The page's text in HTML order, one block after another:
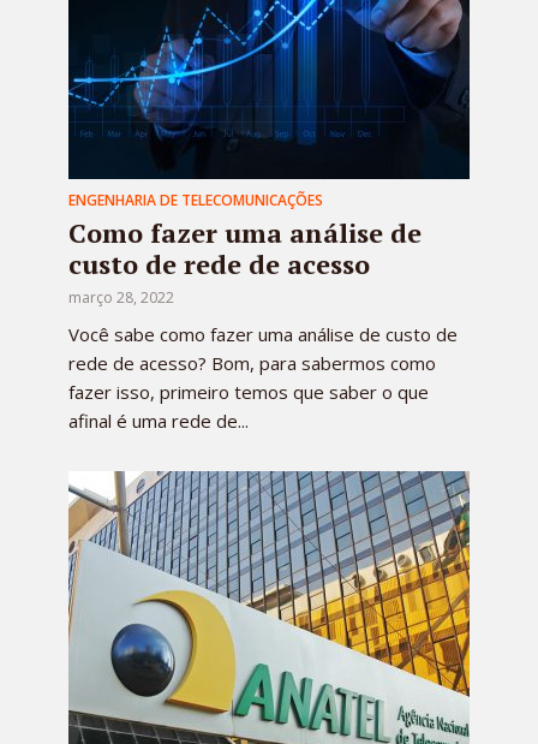
ENGENHARIA DE TELECOMUNICAÇÕES
Como fazer uma análise de
custo de rede de acesso
março 28, 2022
Você sabe como fazer uma análise de custo de
rede de acesso? Bom, para sabermos como
fazer isso, primeiro temos que saber o que
afinal é uma rede de...